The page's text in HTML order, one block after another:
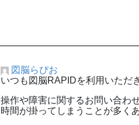
図脳らぴお
いつも図脳RAPIDを利用いただ
操作や障害に関するお問い合わ
時間が掛ってしまうことが多く